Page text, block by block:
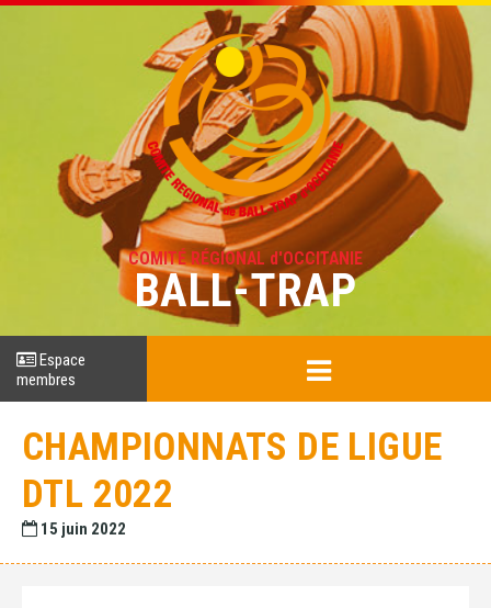
COMITÉ RÉGIONAL d'OCCITANIE
BALL-TRAP
Espace
membres
CHAMPIONNATS DE LIGUE
DTL 2022
15 juin 2022